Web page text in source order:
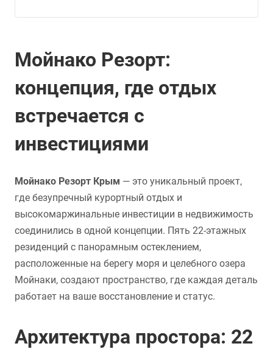
Мойнако Резорт:
концепция, где отдых
встречается с
инвестициями
Мойнако Резорт Крым — это уникальный проект,
где безупречный курортный отдых и
высокомаржинальные инвестиции в недвижимость
соединились в одной концепции. Пять 22-этажных
резиденций с панорамным остеклением,
расположенные на берегу моря и целебного озера
Мойнаки, создают пространство, где каждая деталь
работает на ваше восстановление и статус.
Архитектура простора: 22